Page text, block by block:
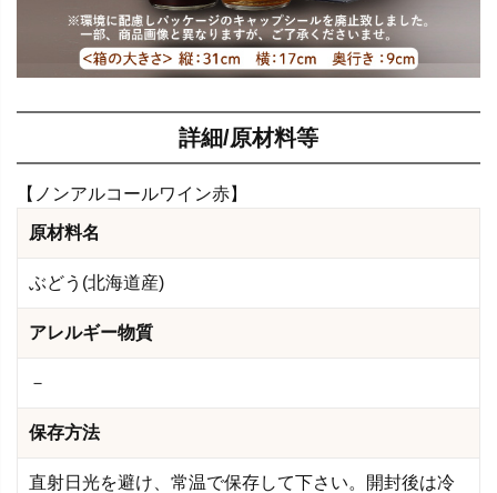
詳細/原材料等
【ノンアルコールワイン赤】
原材料名
ぶどう(北海道産)
アレルギー物質
－
保存方法
直射日光を避け、常温で保存して下さい。開封後は冷